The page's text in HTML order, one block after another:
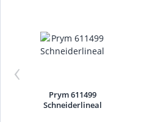
‹
Prym 611499
Schneiderlineal